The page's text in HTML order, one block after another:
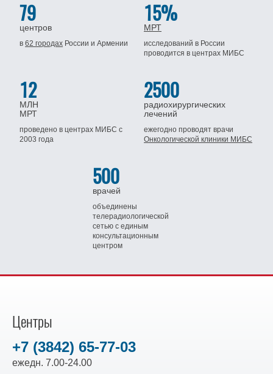
79
центров
в62 городах Россиии Армении
15%
МРТ
исследований в России
проводится в центрах МИБС
12
МЛН
МРТ
проведено в центрах МИБСс
2003 года
2500
радиохирургических
лечений
ежегодно проводят врачи
Онкологической клиники МИБС
500
врачей
объединены
телерадиологической
сетью с единым
консультационным
центром
Центры
+7 (3842) 65-77-03
ежедн. 7.00-24.00